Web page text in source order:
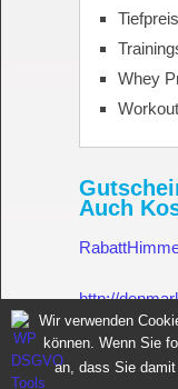
Whey
Workout
Auch
http://
Wir verwenden
können. Wenn Sie
an, dass Sie